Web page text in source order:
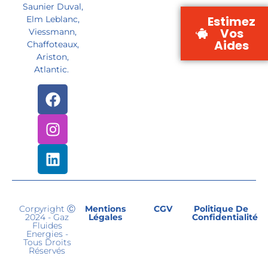
Saunier Duval,
Elm Leblanc,
Viessmann,
Chaffoteaux,
Ariston,
Atlantic.
Estimez
Vos
Aides
Corpyright Ⓒ
2024 - Gaz
Fluides
Energies -
Tous Droits
Réservés
Mentions
Légales
CGV Politique De
Confidentialité